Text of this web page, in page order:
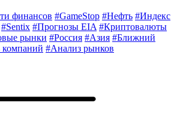
финансов #GameStop #Нефть #Индекс
#Sentix #Прогнозы EIA #Криптовалюты
рынки #Россия #Азия #Ближний
компаний #Анализ рынков